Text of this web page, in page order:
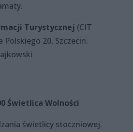
Turystycznej (CIT
Polskiego 20, Szczecin.
Świetlica Wolności
świetlicy stoczniowej.